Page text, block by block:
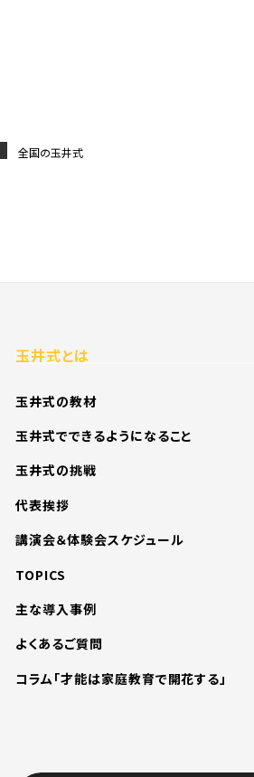
全国の玉井式
玉井式とは
玉井式の教材
玉井式でできるようになること
玉井式の挑戦
代表挨拶
講演会＆体験会スケジュール
TOPICS
主な導入事例
よくあるご質問
コラム「才能は家庭教育で開花する」